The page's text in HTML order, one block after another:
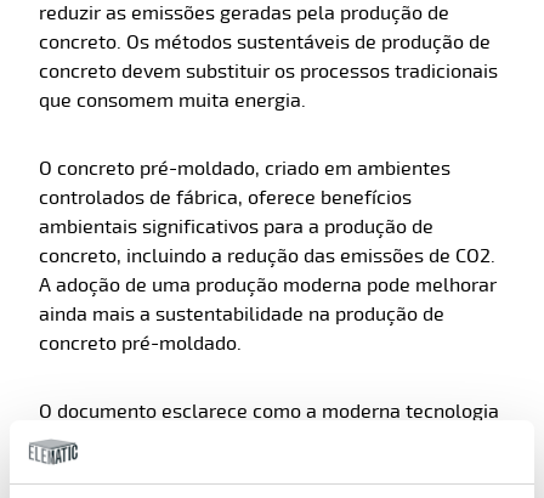
reduzir as emissões geradas pela produção de
concreto. Os métodos sustentáveis de produção de
concreto devem substituir os processos tradicionais
que consomem muita energia.
O concreto pré-moldado, criado em ambientes
controlados de fábrica, oferece benefícios
ambientais significativos para a produção de
concreto, incluindo a redução das emissões de CO2.
A adoção de uma produção moderna pode melhorar
ainda mais a sustentabilidade na produção de
concreto pré-moldado.
O documento esclarece como a moderna tecnologia
de concreto pré-moldado pode
de dióxido de carbono na produção de núcleos ocos